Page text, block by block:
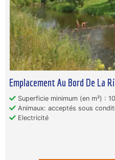
Emplacement Au Bord De La
Superficie minimum (en m²) :
Animaux: acceptés sous
Electricité